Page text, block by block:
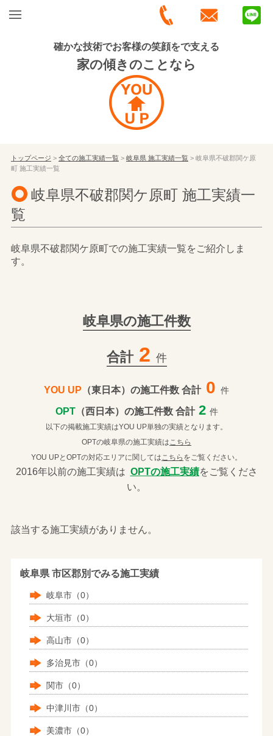
確かな技術でお客様の笑顔をで支える
家の傾きのことなら
トップページ > 全ての施工実績一覧> 岐阜県 施工実績一覧> 岐阜県不破郡関ケ原
町 施工実績一覧
岐阜県不破郡関ケ原町 施工実績一
覧
岐阜県不破郡関ケ原町での施工実績一覧をご紹介しま
す。
岐阜県の施工件数
合計 2 件
YOU UP （東日本）の施工件数 合計 0 件
OPT（西日本）の施工件数 合計 2 件
以下の掲載施工実績はYOU UP単独の実績となります。
OPTの岐阜県の施工実績はこちら
YOU UPとOPTの対応エリアに関してはこちら をご覧ください。
2016年以前の施工実績は OPTの施工実績をご覧くださ
い。
該当する施工実績がありません。
岐阜県 市区郡別でみる施工実績
岐阜市（0）
大垣市（0）
高山市（0）
多治見市（0）
関市（0）
中津川市（0）
美濃市（0）